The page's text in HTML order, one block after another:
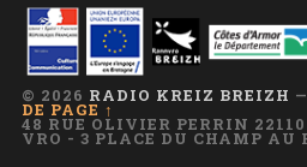
© 2026 RADIO KREIZ BREIZH
DE PAGE ↑
48 RUE OLIVIER PERRIN
VRO - 3 PLACE DU CHAMP AU